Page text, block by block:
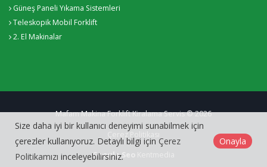
Güneş Paneli Yıkama Sistemleri
Teleskopik Mobil Forklift
2. El Makinalar
Mafam Makina Forklift Kiralama Servis © 2026
Çerez Politikası
Google Seo
Size daha iyi bir kullanıcı deneyimi sunabilmek için
çerezler kullanıyoruz. Detaylı bilgi için Çerez
Politikamızı inceleyebilirsiniz.
Onayla